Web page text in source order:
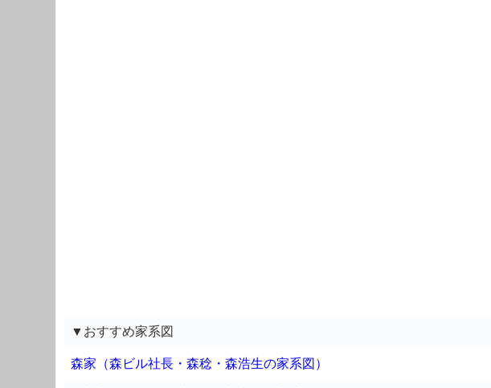
▼おすすめ家系図
森家（森ビル社長・森稔・森浩生の家系図）